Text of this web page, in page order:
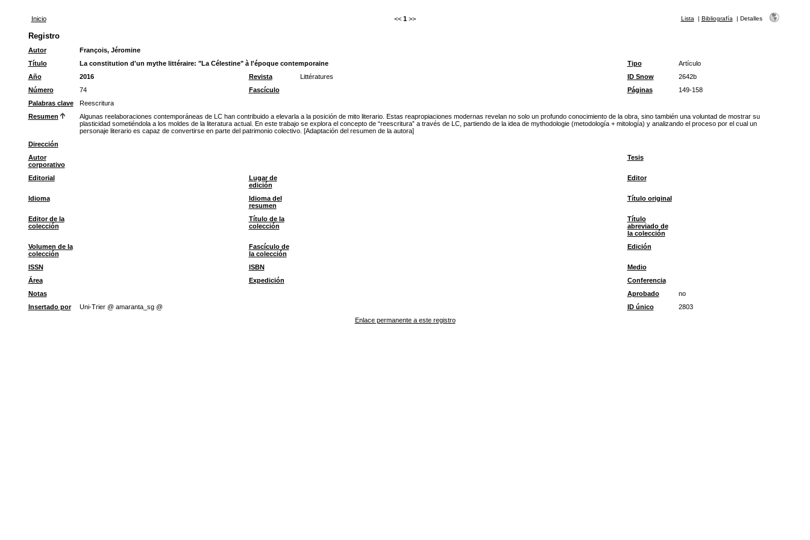
Inicio << 1 >> Lista | Bibliografía | Detalles
Registro
Autor
François, Jéromine
Título
La constitution d'un mythe littéraire: "La Célestine" à l'époque contemporaine Tipo
Artículo
Año
2016 Revista Littératures ID Snow
2642b
Número
74 Fascículo Páginas
149-158
Palabras clave
Reescritura
Resumen
Algunas reelaboraciones contemporáneas de LC han contribuido a elevarla a la posición de mito literario. Estas reapropiaciones modernas revelan no solo un profundo conocimiento de la obra, sino también una voluntad de mostrar su
plasticidad sometiéndola a los moldes de la literatura actual. En este trabajo se explora el concepto de “reescritura” a través de LC, partiendo de la idea de mythodologie (metodología + mitología) y analizando el proceso por el cual un
personaje literario es capaz de convertirse en parte del patrimonio colectivo. [Adaptación del resumen de la autora]
Dirección
Autor
corporativo
Tesis
Editorial
Lugar de
edición
Editor
Idioma
Idioma del
resumen
Título original
Editor de la
colección
Título de la
colección
Título
abreviado de
la colección
Volumen de la
colección
Fascículo de
la colección
Edición
ISSN ISBN
Medio
Área
Expedición
Conferencia
Notas
Aprobado
no
Insertado por
Uni-Trier @ amaranta_sg @ ID único
2803
Enlace permanente a este registro